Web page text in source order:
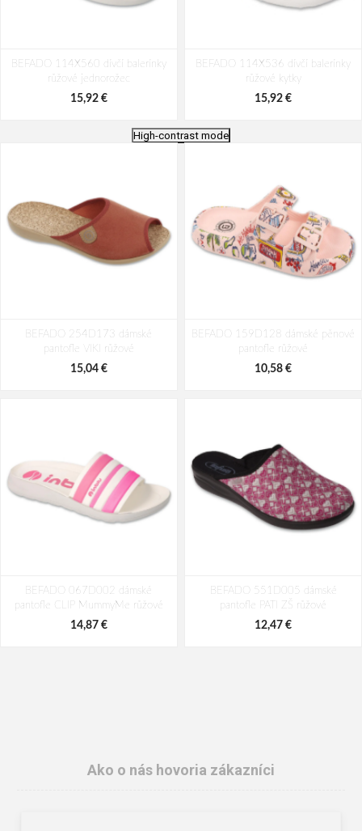
BEFADO 114X560 dívčí balerínky
růžové jednorožec
15,92 €
BEFADO 114X536 dívčí balerínky
růžové kytky
15,92 €
růžové tečky
15,88 €
růžové méďové
15,92 €
High-contrast mode
BEFADO 254D173 dámské
pantofle VIKI růžové
15,04 €
BEFADO 159D128 dámské pěnové
pantofle růžové
10,58 €
BEFADO 067D002 dámské
pantofle CLIP MummyMe růžové
14,87 €
BEFADO 551D005 dámské
pantofle PATI ZŠ růžové
12,47 €
Ako o nás hovoria zákazníci